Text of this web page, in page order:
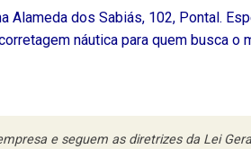
dos Sabiás, 102, Pontal.
náutica para quem busca o
e seguem as diretrizes da Lei